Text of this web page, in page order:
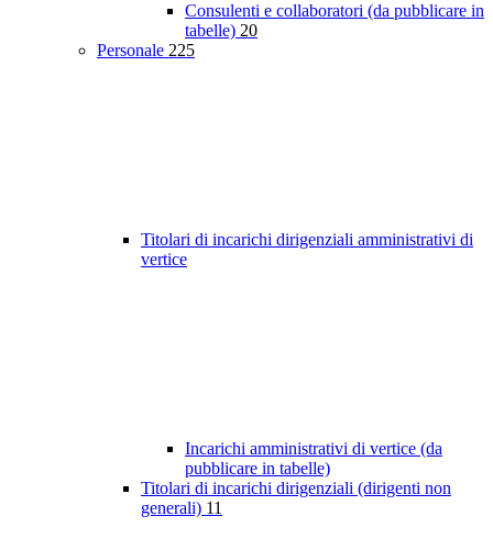
Consulenti e collaboratori (da pubblicare in
tabelle) 20
Personale 225
Titolari di incarichi dirigenziali amministrativi di
vertice
Incarichi amministrativi di vertice (da
pubblicare in tabelle)
Titolari di incarichi dirigenziali (dirigenti non
generali) 11